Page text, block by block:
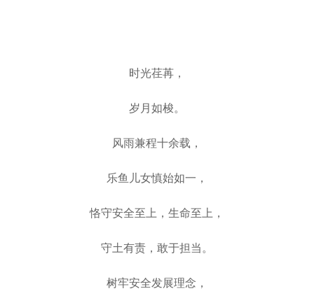
时光荏苒，
岁月如梭。
风雨兼程十余载，
乐鱼儿女慎始如一，
恪守安全至上，生命至上，
守土有责，敢于担当。
树牢安全发展理念，